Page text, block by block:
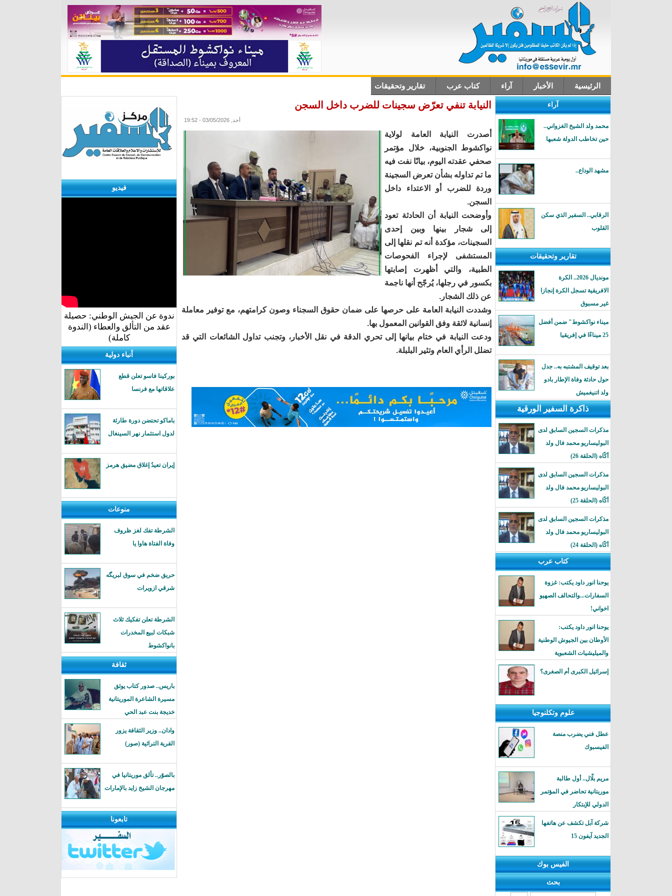
الرئيسية الأخبار آراء كتاب عرب تقارير وتحقيقات
آراء
محمد ولد الشيخ الغزواني..
حين تخاطب الدولة شعبها
مشهد الوداع..
الرقابي.. السفير الذي سكن
القلوب
تقارير وتحقيقات
مونديال 2026.. الكرة
الافريقية تسجل الكرة إنجازا
غير مسبوق
ميناء نواكشوط" ضمن أفضل
25 ميناءًا في إفريقيا
بعد توقيف المشتبه به.. جدل
حول حادثة وفاة الإطار بادو
ولد اتنيغميش
ذاكرة السفير الورقية
مذكرات السجين السابق لدى
البوليساريو محمد فال ولد
أكًاه (الحلقة 26)
مذكرات السجين السابق لدى
البوليساريو محمد فال ولد
أكًاه (الحلقة 25)
مذكرات السجين السابق لدى
البوليساريو محمد فال ولد
أكًاه (الحلقة 24)
كتاب عرب
يوحنا انور داود يكتب: غزوة
السفارات...والتحالف الصهيو
اخواني!
يوحنا انور داود يكتب:
الأوطان بين الجيوش الوطنية
والميليشيات الشعبوية
إسرائيل الكبرى أم الصغرى؟
علوم وتكلنوجيا
عطل فني يضرب منصة
الفيسبوك
مريم بلّال.. أول طالبة
موريتانية تحاضر في المؤتمر
الدولي للإبتكار
شركة آبل تكشف عن هاتفها
الجديد آيفون 15
الفيس بوك
بحث
النيابة تنفي تعرّض سجينات للضرب داخل السجن
أحد, 03/05/2026 - 19:52
أصدرت النيابة العامة لولاية
نواكشوط الجنوبية، خلال مؤتمر
صحفي عقدته اليوم، بيانًا نفت فيه
ما تم تداوله بشأن تعرض السجينة
وردة للضرب أو الاعتداء داخل
السجن.
وأوضحت النيابة أن الحادثة تعود
إلى شجار بينها وبين إحدى
السجينات، مؤكدة أنه تم نقلها إلى
المستشفى لإجراء الفحوصات
الطبية، والتي أظهرت إصابتها
بكسور في رجلها، يُرجّح أنها ناجمة
عن ذلك الشجار.
وشددت النيابة العامة على حرصها على ضمان حقوق السجناء وصون كرامتهم، مع توفير معاملة
إنسانية لائقة وفق القوانين المعمول بها.
ودعت النيابة في ختام بيانها إلى تحري الدقة في نقل الأخبار، وتجنب تداول الشائعات التي قد
تضلل الرأي العام وتثير البلبلة.
فيديو
ندوة عن الجيش الوطني: حصيلة
عقد من التألق والعطاء (الندوة
كاملة)
أنباء دولية
بوركينا فاسو تعلن قطع
علاقاتها مع فرنسا
باماكو تحتضن دورة طارئة
لدول استثمار نهر السينغال
إيران تعيدُ إغلاق مضيق هرمز
منوعات
الشرطة تفك لغز ظروف
وفاة الفتاة هاوا يا
حريق ضخم في سوق لبريگه
شرقي ازويرات
الشرطة تعلن تفكيك ثلاث
شبكات لبيع المخدرات
بانواكشوط
ثقافة
باريس.. صدور كتاب يوثق
مسيرة الشاعرة الموريتانية
خديجة بنت عبد الحي
وادان.. وزير الثقافة يزور
القرية التراثية (صور)
بالصوًر.. تألق موريتانيا في
مهرجان الشيخ زايد بالإمارات
تابعونا